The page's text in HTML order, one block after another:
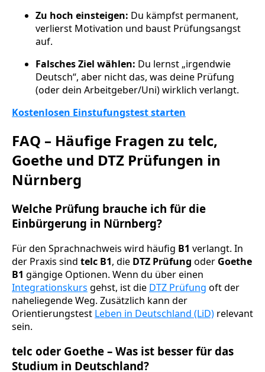
Zu hoch einsteigen: Du kämpfst permanent,
verlierst Motivation und baust Prüfungsangst
auf.
Falsches Ziel wählen: Du lernst „irgendwie
Deutsch“, aber nicht das, was deine Prüfung
(oder dein Arbeitgeber/Uni) wirklich verlangt.
Kostenlosen Einstufungstest starten
FAQ – Häufige Fragen zu telc,
Goethe und DTZ Prüfungen in
Nürnberg
Welche Prüfung brauche ich für die
Einbürgerung in Nürnberg?
Für den Sprachnachweis wird häufig B1 verlangt. In
der Praxis sind telc B1, die DTZ Prüfung oder Goethe
B1 gängige Optionen. Wenn du über einen
Integrationskurs gehst, ist die DTZ Prüfung oft der
naheliegende Weg. Zusätzlich kann der
Orientierungstest Leben in Deutschland (LiD) relevant
sein.
telc oder Goethe – Was ist besser für das
Studium in Deutschland?